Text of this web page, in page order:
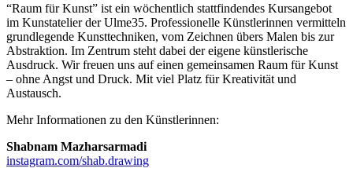
“Raum für Kunst” ist ein wöchentlich stattfindendes Kursangebot
im Kunstatelier der Ulme35. Professionelle Künstlerinnen vermitteln
grundlegende Kunsttechniken, vom Zeichnen übers Malen bis zur
Abstraktion. Im Zentrum steht dabei der eigene künstlerische
Ausdruck. Wir freuen uns auf einen gemeinsamen Raum für Kunst
– ohne Angst und Druck. Mit viel Platz für Kreativität und
Austausch.
Mehr Informationen zu den Künstlerinnen:
Shabnam Mazharsarmadi
instagram.com/shab.drawing